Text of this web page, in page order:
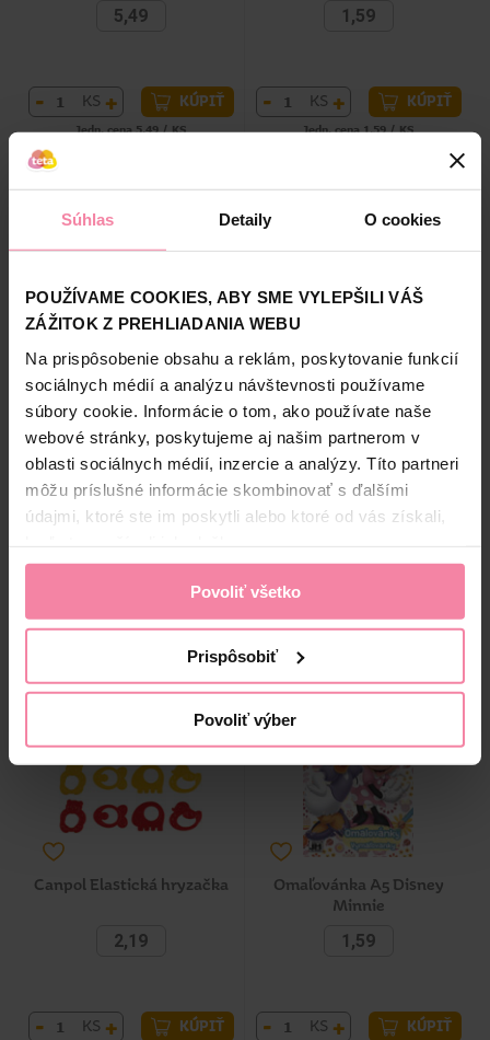
Súhlas Detaily O cookies
POUŽÍVAME COOKIES, ABY SME VYLEPŠILI VÁŠ
ZÁŽITOK Z PREHLIADANIA WEBU
Na prispôsobenie obsahu a reklám, poskytovanie funkcií
sociálnych médií a analýzu návštevnosti používame
súbory cookie. Informácie o tom, ako používate naše
webové stránky, poskytujeme aj našim partnerom v
oblasti sociálnych médií, inzercie a analýzy. Títo partneri
môžu príslušné informácie skombinovať s ďalšími
údajmi, ktoré ste im poskytli alebo ktoré od vás získali,
Povoliť všetko
Prispôsobiť
Povoliť výber
5,49
- KS + KÚPIŤ
Jedn. cena 5,49 / KS
Dostupnév 24 predajniach
1,59
- KS + KÚPIŤ
Jedn. cena 1,59 / KS
Dostupnév 34 predajniach
Omaľovánka A5 Ľadové
kráľovstvo
1,49
- KS + KÚPIŤ
v 51 predajniach
Omaľovánka A5 Autá 3
1,39
- KS + KÚPIŤ
Dostupné
Canpol Elastická hryzačka
2,19
- KS + KÚPIŤ
Omaľovánka A5 Disney
Minnie
1,59
- KS + KÚPIŤ